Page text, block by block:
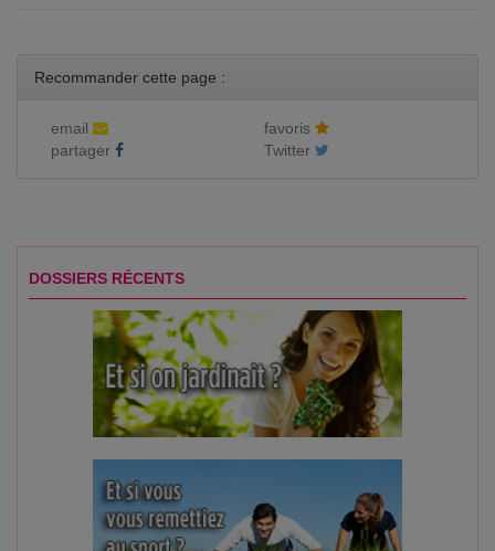
Recommander cette page :
email
favoris
partager
Twitter
DOSSIERS RÉCENTS